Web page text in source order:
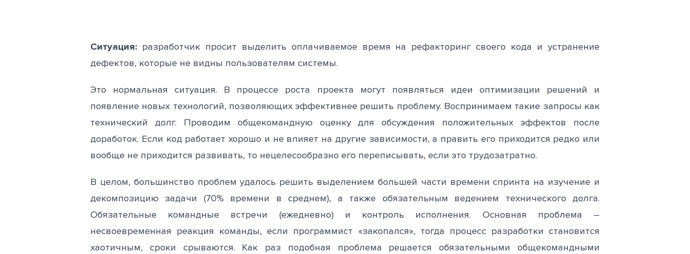
Ситуация: разработчик просит выделить оплачиваемое время на рефакторинг своего кода и устранение
дефектов, которые не видны пользователям системы.
Это нормальная ситуация. В процессе роста проекта могут появляться идеи оптимизации решений и
появление новых технологий, позволяющих эффективнее решить проблему. Воспринимаем такие запросы как
технический долг. Проводим общекомандную оценку для обсуждения положительных эффектов после
доработок. Если код работает хорошо и не влияет на другие зависимости, а править его приходится редко или
вообще не приходится развивать, то нецелесообразно его переписывать, если это трудозатратно.
В целом, большинство проблем удалось решить выделением большей части времени спринта на изучение и
декомпозицию задачи (70% времени в среднем), а также обязательным ведением технического долга.
Обязательные командные встречи (ежедневно) и контроль исполнения. Основная проблема –
несвоевременная реакция команды, если программист «закопался», тогда процесс разработки становится
хаотичным, сроки срываются. Как раз подобная проблема решается обязательными общекомандными